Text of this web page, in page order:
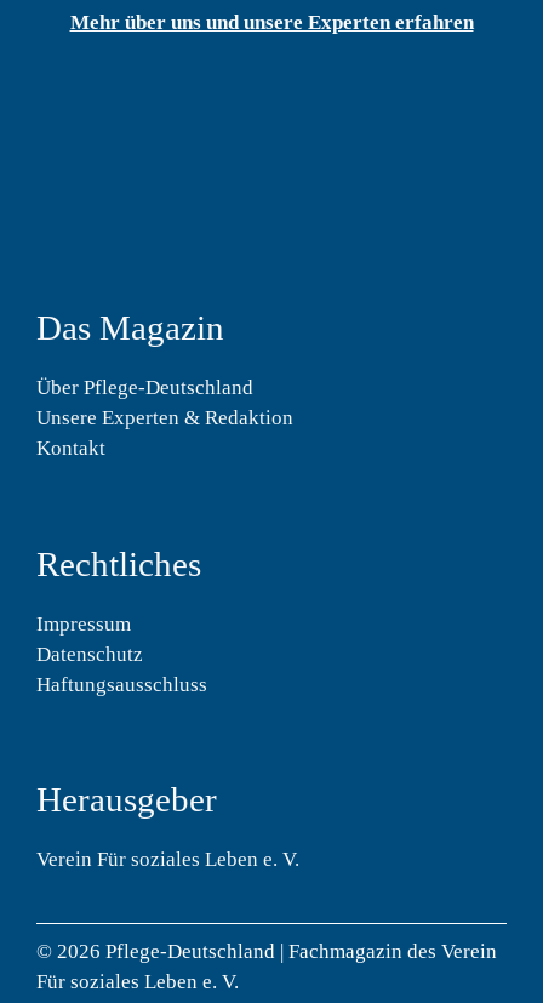
Mehr über uns und unsere Experten erfahren
Das Magazin
Über Pflege-Deutschland
Unsere Experten & Redaktion
Kontakt
Rechtliches
Impressum
Datenschutz
Haftungsausschluss
Herausgeber
Verein Für soziales Leben e. V.
© 2026 Pflege-Deutschland | Fachmagazin des Verein
Für soziales Leben e. V.